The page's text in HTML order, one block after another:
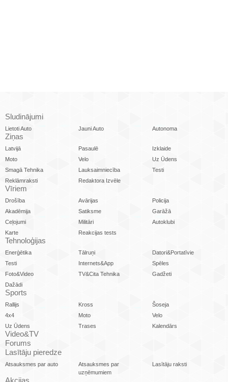
Sludinājumi
Lietoti Auto Jauni Auto Autonoma
Ziņas
Latvijā Pasaulē
Izklaide
Moto
Velo
Uz Ūdens
Smagā Tehnika
Lauksaimniecība
Testi
Reklāmraksti
Redaktora Izvēle
Vīriem
Drošība Avārijas
Policija
Akadēmija
Satiksme
Garāžā
Ceļojumi
Militāri
Autoklubi
Karte
Reakcijas tests
Tehnoloģijas
Enerģētika Tālruņi
Datori&Portatīvie
Testi
Internets&App
Spēles
Foto&Video
TV&Cita Tehnika
Gadžeti
Dažādi
Sports
Rallijs Kross
Šoseja
4x4
Moto
Velo
Uz Ūdens
Trases Kalendārs
Video&TV
Forums
Lasītāju pieredze
Atsauksmes par auto
Atsauksmes par
uzņēmumiem
Lasītāju raksti
Akcijas